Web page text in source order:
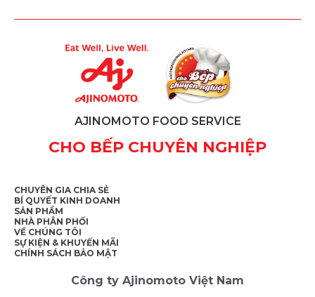
AJINOMOTO FOOD SERVICE
CHO BẾP CHUYÊN NGHIỆP
CHUYÊN GIA CHIA SẺ
BÍ QUYẾT KINH DOANH
SẢN PHẨM
NHÀ PHÂN PHỐI
VỀ CHÚNG TÔI
SỰ KIỆN & KHUYẾN MÃI
CHÍNH SÁCH BẢO MẬT
Công ty Ajinomoto Việt Nam